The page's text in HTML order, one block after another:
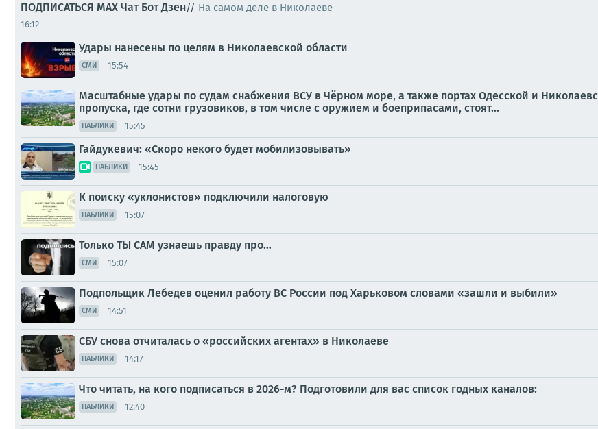
ПОДПИСАТЬСЯ МАХ Чат Бот Дзен// На самом деле в Николаеве
16:12
Удары нанесены по целям в Николаевской области
СМИ 15:54
Масштабные удары по судам снабжения ВСУ в Чёрном море, а также портах Одесской и
пропуска, где сотни грузовиков, в том числе с оружием и боеприпасами, стоят...
ПАБЛИКИ 15:45
Гайдукевич: «Скоро некого будет мобилизовывать»
ПАБЛИКИ 15:45
К поиску «уклонистов» подключили налоговую
ПАБЛИКИ 15:07
Только ТЫ САМ узнаешь правду про…
СМИ 15:07
Подпольщик Лебедев оценил работу ВС России под Харьковом словами «зашли и выбили»
СМИ 14:51
СБУ снова отчиталась о «российских агентах» в Николаеве
ПАБЛИКИ 14:17
Что читать, на кого подписаться в 2026-м? Подготовили для вас список годных каналов:
ПАБЛИКИ 12:40